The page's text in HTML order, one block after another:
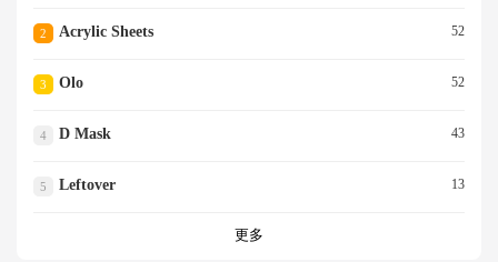
2 Acrylic Sheets 52
3 Olo 52
4 D Mask 43
5 Leftover 13
更多